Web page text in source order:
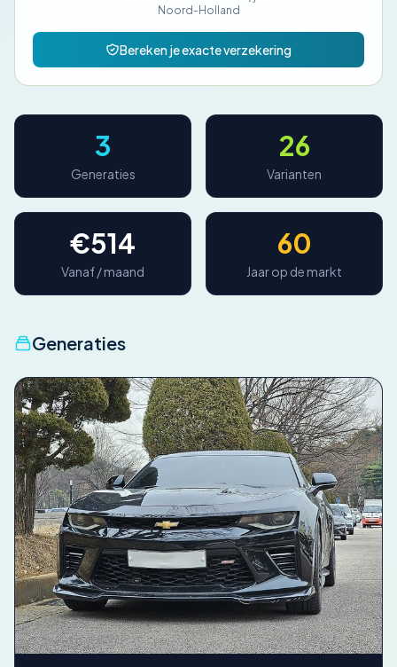
Noord-Holland
Bereken je exacte verzekering
3
Generaties
26
Varianten
€514
Vanaf / maand
60
Jaar op de markt
Generaties